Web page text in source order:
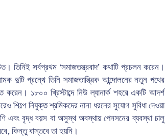
তিনিই সর্বপ্রথম ‘সমাজতন্ত্রবাদ’ কথাটি প্রচলন করেন।
দুটি গ্রন্থে তিনি সমাজতান্ত্রিক আন্দোলনের নতুন পথের
করেন। ১৮০০ খ্রিস্টাব্দে নিউ ল্যানার্ক শহরে একটি আদর্শ
শিল্পে নিযুক্ত শ্রমিকদের নানা ধরনের সুযোগ সুবিধা দেওয়া
এবং বৃদ্ধ বয়স বা অসুস্থ অবস্থায় পেনসনের ব্যবস্থা চালু
কিন্তু বাস্তবে তা হয়নি।